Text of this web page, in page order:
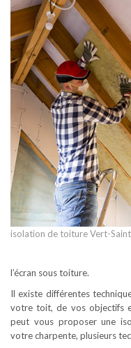
isolation de toiture Vert-
l’écran sous toiture.
Il existe différentes
votre toit, de vos objectifs
peut vous proposer une
votre charpente, plusieurs